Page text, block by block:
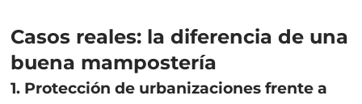
Casos reales: la diferencia de una
buena mampostería
1. Protección de urbanizaciones frente a